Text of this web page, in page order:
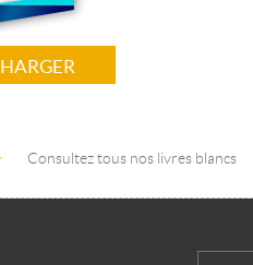
Consultez tous nos livres blancs